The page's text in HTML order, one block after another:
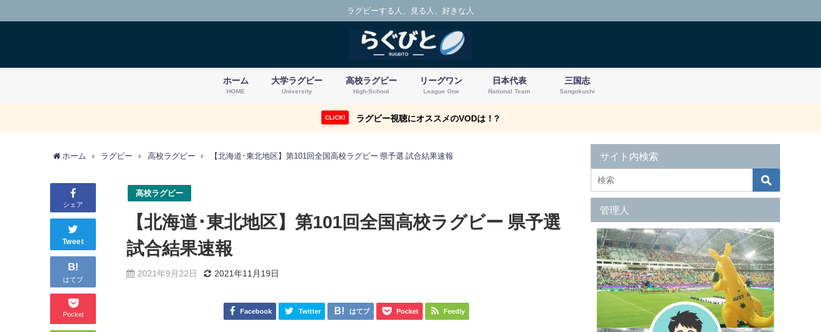
ラグビーする人、見る人、好きな人
ホーム
HOME
大学ラグビー
University
高校ラグビー
High-School
リーグワン
League One
日本代表
National Team
三国志
Sangokushi
CLICK! ラグビー視聴にオススメのVODは！?
ホーム ラグビー 高校ラグビー 【北海道･東北地区】第101回全国高校ラグビー 県予選 試合結果速報
シェア
Tweet
B!
はてブ
Pocket
高校ラグビー
【北海道･東北地区】第101回全国高校ラグビー 県予選
試合結果速報
2021年9月22日 2021年11月19日
Facebook Twitter はてブ Pocket Feedly
サイト内検索
管理人